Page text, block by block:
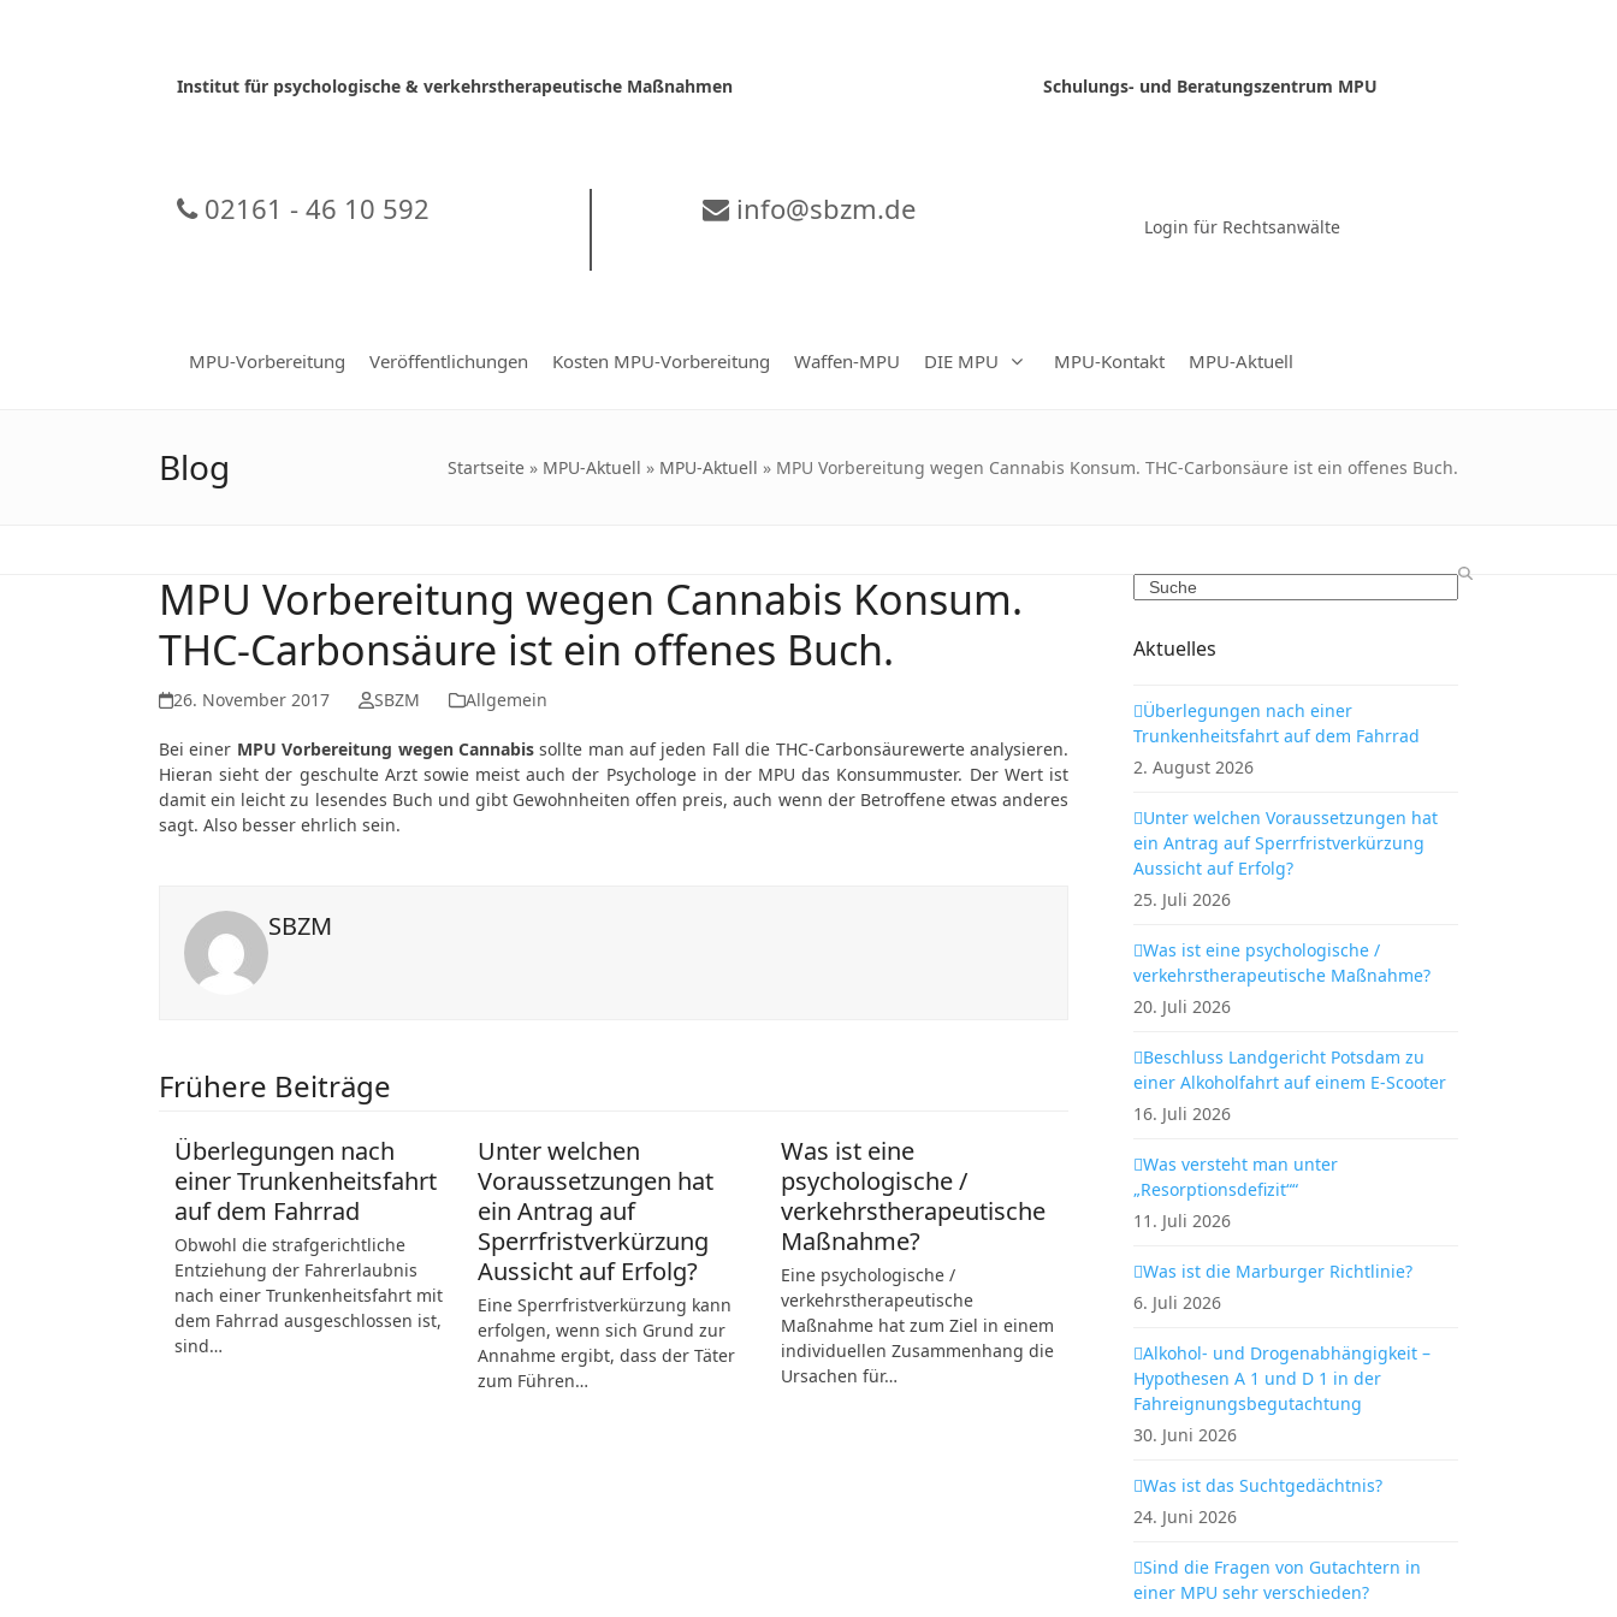
Institut für psychologische & verkehrstherapeutische Maßnahmen
Schulungs- und Beratungszentrum MPU
02161 - 46 10 592 info@sbzm.de
Login für Rechtsanwälte
MPU-Vorbereitung Veröffentlichungen Kosten MPU-Vorbereitung Waffen-MPU DIE MPU MPU-Kontakt MPU-Aktuell
Blog Startseite » MPU-Aktuell » MPU-Aktuell » MPU Vorbereitung wegen Cannabis Konsum. THC-Carbonsäure ist ein offenes Buch.
MPU Vorbereitung wegen Cannabis Konsum.
THC-Carbonsäure ist ein offenes Buch.
26. November 2017 SBZM Allgemein
Bei einer MPU Vorbereitung wegen Cannabissollte man auf jeden Fall die THC-Carbonsäurewerte analysieren.
Hieran sieht der geschulte Arzt sowie meist auch der Psychologe in der MPU das Konsummuster. Der Wert ist
damit ein leicht zu lesendes Buch und gibt Gewohnheiten offen preis, auch wenn der Betroffene etwas anderes
sagt. Also besser ehrlich sein.
SBZM
Frühere Beiträge
Überlegungen nach
einer Trunkenheitsfahrt
auf dem Fahrrad
Obwohl die strafgerichtliche
Entziehung der Fahrerlaubnis
nach einer Trunkenheitsfahrt mit
dem Fahrrad ausgeschlossen ist,
sind…
Unter welchen
Voraussetzungen hat
ein Antrag auf
Sperrfristverkürzung
Aussicht auf Erfolg?
Eine Sperrfristverkürzung kann
erfolgen, wenn sich Grund zur
Annahme ergibt, dass der Täter
zum Führen…
Was ist eine
psychologische /
verkehrstherapeutische
Maßnahme?
Eine psychologische /
verkehrstherapeutische
Maßnahme hat zum Ziel in einem
individuellen Zusammenhang die
Ursachen für…
Search
Aktuelles
Überlegungen nach einer
Trunkenheitsfahrt auf dem Fahrrad
2. August 2026
Unter welchen Voraussetzungen hat
ein Antrag auf Sperrfristverkürzung
Aussicht auf Erfolg?
25. Juli 2026
Was ist eine psychologische /
verkehrstherapeutische Maßnahme?
20. Juli 2026
Beschluss Landgericht Potsdam zu
einer Alkoholfahrt auf einem E-Scooter
16. Juli 2026
Was versteht man unter
„Resorptionsdefizit““
11. Juli 2026
Was ist die Marburger Richtlinie?
6. Juli 2026
Alkohol- und Drogenabhängigkeit –
Hypothesen A 1 und D 1 in der
Fahreignungsbegutachtung
30. Juni 2026
Was ist das Suchtgedächtnis?
24. Juni 2026
Sind die Fragen von Gutachtern in
einer MPU sehr verschieden?